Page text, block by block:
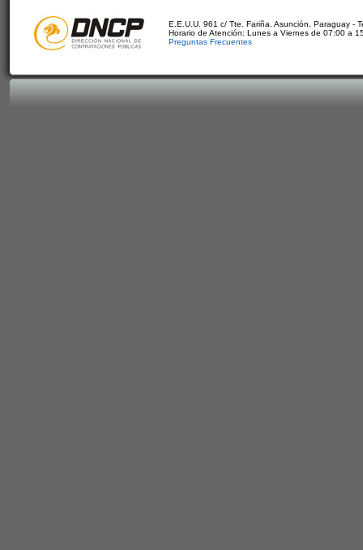
E.E.U.U. 961 c/ Tte. Fariña. Asunción, Paraguay -
Horario de Atención: Lunes a Viernes de 07:00 a
Preguntas Frecuentes